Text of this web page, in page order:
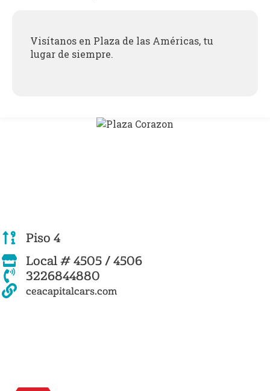
Visítanos en Plaza de las Américas, tu
lugar de siempre.
Piso 4
Local # 4505 / 4506
3226844880
ceacapitalcars.com